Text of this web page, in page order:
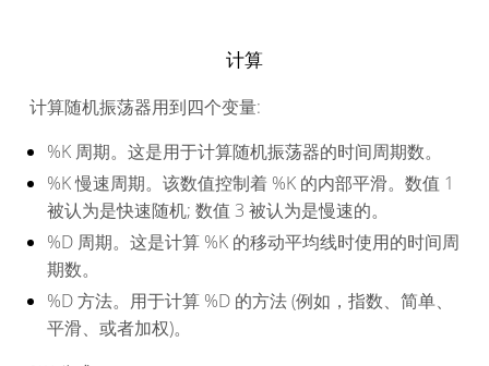
计算
计算随机振荡器用到四个变量:
%K 周期。这是用于计算随机振荡器的时间周期数。
%K 慢速周期。该数值控制着 %K 的内部平滑。数值 1
被认为是快速随机; 数值 3 被认为是慢速的。
%D 周期。这是计算 %K 的移动平均线时使用的时间周
期数。
%D 方法。用于计算 %D 的方法 (例如，指数、简单、
平滑、或者加权)。